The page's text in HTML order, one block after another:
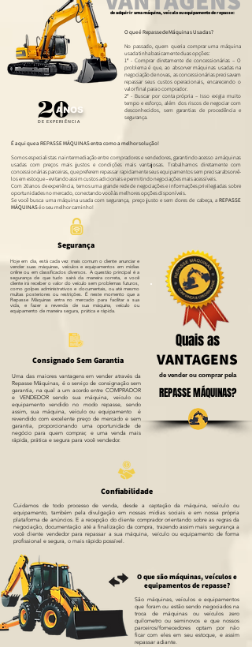
20ANOS
D E E X P E R I Ê N C I A
de adquirir uma máquina, veículo ou equipamento de repasse:
O que é Repasse de Máquinas Usadas?
No passado, quem queria comprar uma máquina
usada tinha basicamente duas opções:
1ª - Comprar diretamente de concessionárias – O
problema é que, ao absorver máquinas usadas na
negociação de novas, as concessionárias precisavam
repassar seus custos operacionais, encarecendo o
valor final para o comprador.
2ª - Buscar por conta própria – Isso exigia muito
tempo e esforço, além dos riscos de negociar com
desconhecidos, sem garantias de procedência e
segurança.
É aqui que a REPASSE MÁQUINAS entra como a melhor solução!
Somos especialistas na intermediação entre compradores e vendedores, garantindo acesso a máquinas
usadas com preços mais justos e condições mais vantajosas. Trabalhamos diretamente com
concessionárias parceiras, que preferem repassar rapidamente seus equipamentos sem precisar absorvê-
los em estoque – evitando assim custos adicionais e permitindo negociações mais acessíveis.
Com 20 anos de experiência, temos uma grande rede de negociações e informações privilegiadas sobre
oportunidades no mercado, conectando você às melhores opções disponíveis.
Se você busca uma máquina usada com segurança, preço justo e sem dores de cabeça, a REPASSE
MÁQUINASé o seu melhor caminho!
Segurança
Hoje em dia, está cada vez mais comum o cliente anunciar e
vender suas máquinas, veículos e equipamentos em mídias
online ou em classificados diversos. A questão principal é a
segurança de que tudo sairá da maneira correta, e você
cliente irá receber o valor do veículo sem problemas futuros,
como golpes administrativos e documentais, ou até mesmo
multas posteriores ou restrições. É neste momento que a
Repasse Máquinas entra no mercado para facilitar a sua
vida, e fazer a revenda de sua máquina, veículo ou
equipamento de maneira segura, prática e rápida.
Consignado Sem Garantia
Uma das maiores vantagens em vender através da
Repasse Máquinas, é o serviço de consignação sem
garantia, na qual a um acordo entre COMPRADOR
e VENDEDOR sendo sua máquina, veículo ou
equipamento vendido no modo repasse, sendo
assim, sua máquina, veículo ou equipamento é
revendido com excelente preço de mercado e sem
garantia, proporcionando uma oportunidade de
negócio para quem comprar, e uma venda mais
rápida, prática e segura para você vendedor.
Quais as
VANTAGENS
de vender ou comprar pela
REPASSE MÁQUINAS?
Confiabilidade
Cuidamos de todo processo de venda, desde a captação da máquina, veículo ou
equipamento, também pela divulgação em nossas mídias sociais e em nossa própria
plataforma de anúncios. E a recepção do cliente comprador orientando sobre as regras da
negociação, documentação até a finalização da compra, trazendo assim mais segurança a
você cliente vendedor para repassar a sua máquina, veículo ou equipamento de forma
profissional e segura, o mais rápido possível.
O que são máquinas, veículos e
equipamentos de repasse?
São máquinas, veículos e equipamentos
que foram ou estão sendo negociados na
troca de máquinas ou veículos zero
quilometro ou seminovos e que nossos
parceiros/fornecedores optam por não
ficar com eles em seu estoque, e assim
repassar adiante.